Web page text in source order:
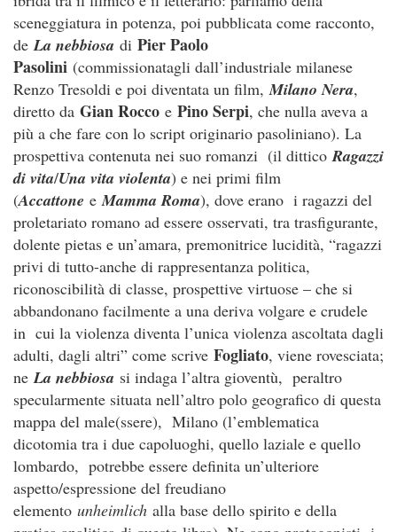
sceneggiatura in potenza, poi pubblicata come racconto,
deLa nebbiosa di Pier Paolo
Pasolini (commissionatagli dall’industriale milanese
Renzo Tresoldi e poi diventata un film,Milano Nera,
diretto da Gian Rocco e Pino Serpi, che nulla aveva a
più a che fare con lo script originario pasoliniano). La
prospettiva contenuta nei suo romanzi (il ditticoRagazzi
di vita/Una vita violenta) e nei primi film
(Accattone eMamma Roma), dove erano i ragazzi del
proletariato romano ad essere osservati, tra trasfigurante,
dolente pietas e un’amara, premonitrice lucidità, “ragazzi
privi di tutto-anche di rappresentanza politica,
riconoscibilità di classe, prospettive virtuose – che si
abbandonano facilmente a una deriva volgare e crudele
in cui la violenza diventa l’unica violenza ascoltata dagli
adulti, dagli altri” come scrive Fogliato, viene rovesciata;
neLa nebbiosa si indaga l’altra gioventù, peraltro
specularmente situata nell’altro polo geografico di questa
mappa del male(ssere), Milano (l’emblematica
dicotomia tra i due capoluoghi, quello laziale e quello
lombardo, potrebbe essere definita un’ulteriore
aspetto/espressione del freudiano
elemento unheimlich alla base dello spirito e della